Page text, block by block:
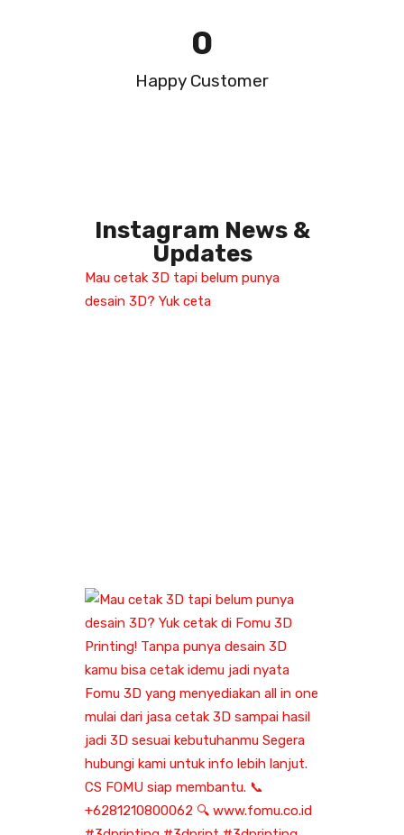
Happy Customer
0
Instagram News &
Updates​
Mau cetak 3D tapi belum punya
desain 3D? Yuk ceta